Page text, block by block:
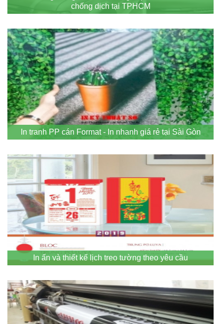
chống dịch tại TPHCM
In tranh PP cán Format - In nhanh giá rẻ tại Sài Gòn
In ấn và thiết kế lịch treo tường theo yêu cầu